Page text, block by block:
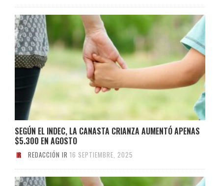
SEGÚN EL INDEC, LA CANASTA CRIANZA AUMENTÓ APENAS
$5.300 EN AGOSTO
REDACCIÓN IR 16 SEPTIEMBRE, 2025